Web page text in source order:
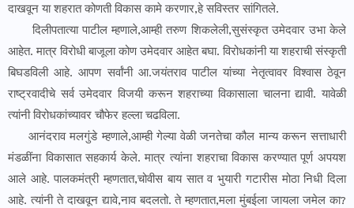
दाखवून या शहरात कोणती विकास कामे करणार,हे सविस्तर सांगितले.
दिलीपतात्या पाटील म्हणाले,आम्ही तरुण शिकलेली,सुसंस्कृत उमेदवार उभा केले
आहेत. मात्र विरोधी बाजूला कोण उमेदवार आहेत बघा. विरोधकांनी या शहराची संस्कृती
बिघडविली आहे. आपण सर्वांनी आ.जयंतराव पाटील यांच्या नेतृत्वावर विश्वास ठेवून
राष्ट्रवादीचे सर्व उमेदवार विजयी करून शहराच्या विकासाला चालना द्यावी. यावेळी
त्यांनी विरोधकांच्यावर चौफेर हल्ला चढविला.
आनंदराव मलगुंडे म्हणाले,आम्ही गेल्या वेळी जनतेचा कौल मान्य करून सत्ताधारी
मंडळींना विकासात सहकार्य केले. मात्र त्यांना शहराचा विकास करण्यात पूर्ण अपयश
आले आहे. पालकमंत्री म्हणतात,चोवीस बाय सात व भुयारी गटारीस मोठा निधी दिला
आहे. त्यांनी ते दाखवून द्यावे,नाव बदलतो. ते म्हणतात,मला मुंबईला जायला जमेल का?